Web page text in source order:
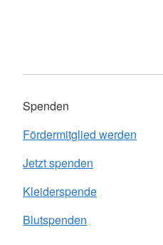
Spenden
Fördermitglied werden
Jetzt spenden
Kleiderspende
Blutspenden